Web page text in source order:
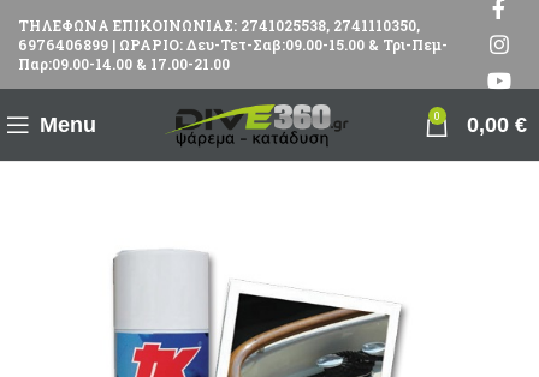
ΤΗΛΕΦΩΝΑ ΕΠΙΚΟΙΝΩΝΙΑΣ: 2741025538, 2741110350,
6976406899 | ΩΡΑΡΙΟ: Δευ-Τετ-Σαβ:09.00-15.00 & Τρι-Πεμ-
Παρ:09.00-14.00 & 17.00-21.00
Menu 0 0,00 €